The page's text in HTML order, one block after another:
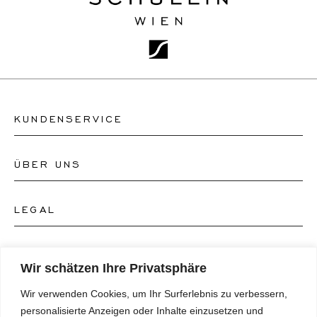
Wir schätzen Ihre Privatsphäre
Wir verwenden Cookies, um Ihr Surferlebnis zu verbessern,
personalisierte Anzeigen oder Inhalte einzusetzen und
KUNDENSERVICE
Kontakt Uhrengeschäft
ÜBER UNS
Über uns
LEGAL
Datenschutzrichtlinie
Instagram
SPRACHE